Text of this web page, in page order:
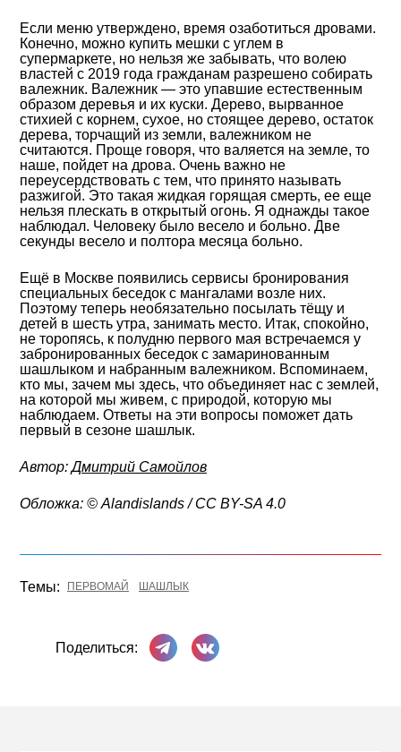
Если меню утверждено, время озаботиться дровами.
Конечно, можно купить мешки с углем в
супермаркете, но нельзя же забывать, что волею
властей с 2019 года гражданам разрешено собирать
валежник. Валежник — это упавшие естественным
образом деревья и их куски. Дерево, вырванное
стихией с корнем, сухое, но стоящее дерево, остаток
дерева, торчащий из земли, валежником не
считаются. Проще говоря, что валяется на земле, то
наше, пойдет на дрова. Очень важно не
переусердствовать с тем, что принято называть
разжигой. Это такая жидкая горящая смерть, ее еще
нельзя плескать в открытый огонь. Я однажды такое
наблюдал. Человеку было весело и больно. Две
секунды весело и полтора месяца больно.
Ещё в Москве появились сервисы бронирования
специальных беседок с мангалами возле них.
Поэтому теперь необязательно посылать тёщу и
детей в шесть утра, занимать место. Итак, спокойно,
не торопясь, к полудню первого мая встречаемся у
забронированных беседок с замаринованным
шашлыком и набранным валежником. Вспоминаем,
кто мы, зачем мы здесь, что объединяет нас с землей,
на которой мы живем, с природой, которую мы
наблюдаем. Ответы на эти вопросы поможет дать
первый в сезоне шашлык.
Автор:Дмитрий Самойлов
Обложка: © Alandislands / CC BY-SA 4.0
Темы: ПЕРВОМАЙ ШАШЛЫК
Поделиться:
Поделиться в Телеграме
Поделиться ВКонтакте